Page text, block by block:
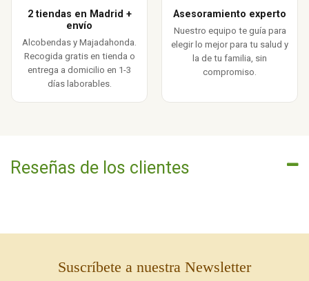
2 tiendas en Madrid +
envío
Alcobendas y Majadahonda.
Recogida gratis en tienda o
entrega a domicilio en 1-3
días laborables.
Asesoramiento experto
Nuestro equipo te guía para
elegir lo mejor para tu salud y
la de tu familia, sin
compromiso.
Reseñas de los clientes
Suscríbete a nuestra Newsletter